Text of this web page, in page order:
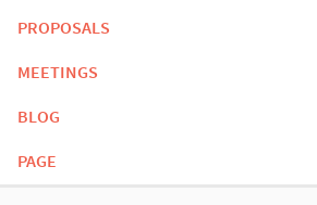
PROPOSALS
MEETINGS
BLOG
PAGE